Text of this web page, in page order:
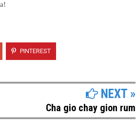
PINTEREST
NEXT »
Cha gio chay gion rum